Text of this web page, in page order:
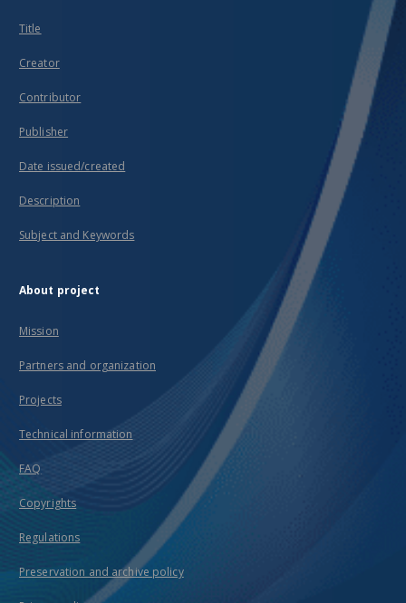
Title
Creator
Contributor
Publisher
Date issued/created
Description
Subject and Keywords
About project
Mission
Partners and organization
Projects
Technical information
FAQ
Copyrights
Regulations
Preservation and archive policy